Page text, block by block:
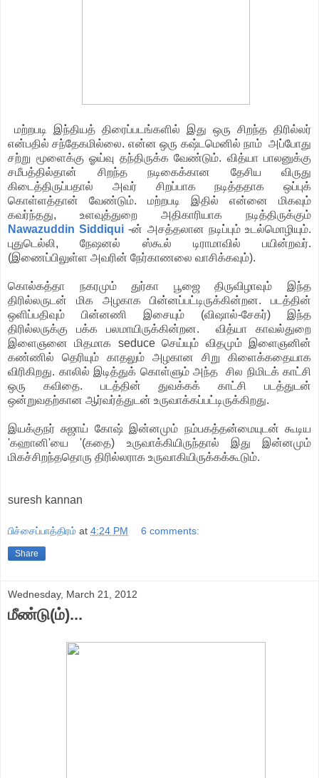
மற்றபடி இந்தியத் திரைப்படங்களில் இது ஒரு சிறந்த திரில்லர்
என்பதில் சந்தேகமில்லை. என்ன ஒரு கஷ்டமெனில் நாம் அப்போது
சற்று மூளைக்கு ஓய்வு தந்திருக்க வேண்டும். வித்யா பாலனுக்கு
சமீபத்தில்தான் சிறந்த நடிகைக்கான தேசிய விருது
கிடைத்திருப்பதால் அவர் சிறப்பாக நடித்ததாக ஒப்புக்
கொள்ளத்தான் வேண்டும். மற்றபடி இதில் என்னை மிகவும்
கவர்ந்தது, உளவுத்துறை அதிகாரியாக நடித்திருக்கும்
Nawazuddin Siddiqui -ன் அசத்தலான நடிப்பும் உடல்மொழியும்.
புதுடெல்லி, நேஷனல் ஸ்கூல் டிராமாவில் பயின்றவர்.
(இணைப்பிலுள்ள அவரின் நேர்காணலை வாசிக்கவும்).
கொல்கத்தா நகரமும் துர்கா பூஜை திருவிழாவும் இந்த
திரில்லருடன் மிக அழகாக பின்னப்பட்டிருக்கின்றன. படத்தின்
ஒளிப்பதிவும் பின்னணி இசையும் (விஷால்-சேகர்) இந்த
திரில்லருக்கு பக்க பலமாயிருக்கின்றன. வித்யா காவல்துறை
இளைஞனை மிதமாக seduce செய்யும் விதமும் இளைஞனின்
கண்ணில் தெரியும் காதலும் அழகான சிறு கிளைக்கதையாக
விரிகிறது. காலில் இடித்துக் கொள்ளும் அந்த சில நிமிடக் காட்சி
ஒரு கவிதை. படத்தின் துவக்கக் காட்சி படத்துடன்
ஒன்றுவதற்கான ஆர்வர்த்துடன் உருவாக்கப்பட்டிருக்கிறது.
இயக்குநர் சுஜாய் கோஷ் இன்னமும் நம்பகத்தன்மையுடன் கூடிய
'கஹானி'யை '(கதை) உருவாக்கியிருந்தால் இது இன்னமும்
மிகச்சிறந்ததொரு திரில்லராக உருவாகியிருக்கக்கூடும்.
suresh kannan
பிச்சைப்பாத்திரம் at 4:24 PM 6 comments:
Share
Wednesday, March 21, 2012
மீண்டு(ம்)...